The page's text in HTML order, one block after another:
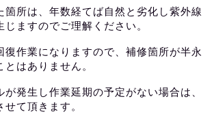
箇所は、年数経てば自然と劣化し紫外線
ますのでご理解ください。
復作業になりますので、補修箇所が半永
はありません。
が発生し作業延期の予定がない場合は、
て頂きます。